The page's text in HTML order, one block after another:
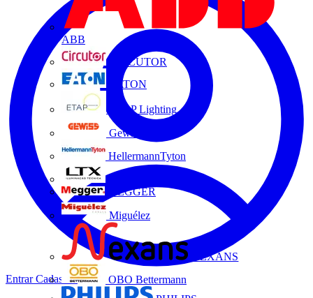
ABB
CIRCUTOR
EATON
ETAP Lighting
Gewiss
HellermannTyton
MEGGER
Miguélez
NEXANS
OBO Bettermann
EntrarCadastrar